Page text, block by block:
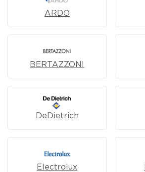
ARDO
BERTAZZONI
DeDietrich
Electrolux